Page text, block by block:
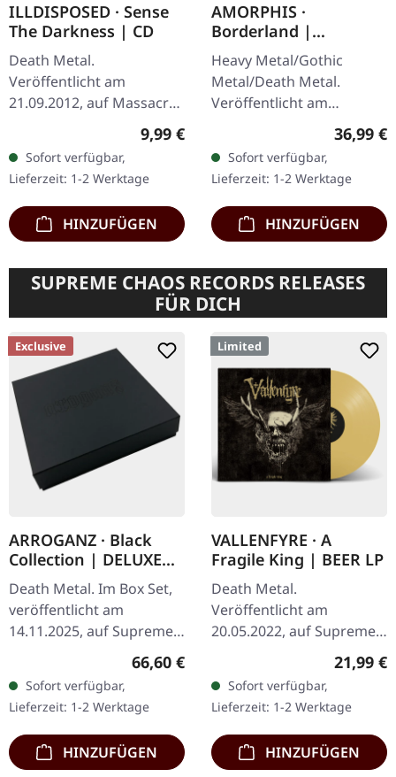
ILLDISPOSED · Sense
The Darkness | CD
Death Metal.
Veröffentlicht am
21.09.2012, auf Massacre
Records. CD im Jewelcase.
Illdisposed liefern mit
ihrem siebten Vollalbum
ein vernichtendes…
Regulärer Preis:
9,99 €
Sofort verfügbar,
Lieferzeit: 1-2 Werktage
HINZUFÜGEN
AMORPHIS ·
Borderland |
EXCLUSIVE WAR BAND
MARBLED 2LP
Heavy Metal/Gothic
Metal/Death Metal.
Veröffentlicht am
26.09.2025, auf Reigning
Phoenix Music. Exklusives
"War Band"
Blau/Weiß/Grün/Schwarz
…
36,99 €
Sofort verfügbar,
Lieferzeit: 1-2 Werktage
HINZUFÜGEN
SUPREME CHAOS RECORDS RELEASES
FÜR DICH
Exclusive
ARROGANZ · Black
Collection | DELUXE
BOX SET
Death Metal. Im Box Set,
veröffentlicht am
14.11.2025, auf Supreme
Chaos Records. Schwarze
verschiedenen Releases in
einer noblen,…
Regulärer Preis:
66,60 €
Sofort verfügbar,
Lieferzeit: 1-2 Werktage
HINZUFÜGEN
Limited
VALLENFYRE · A
Fragile King | BEER LP
Death Metal.
Veröffentlicht am
20.05.2022, auf Supreme
Transparent Beige/Bier
180g Vinyl mit Insert im
schweren, matten Cover.…
21,99 €
Sofort verfügbar,
Lieferzeit: 1-2 Werktage
HINZUFÜGEN